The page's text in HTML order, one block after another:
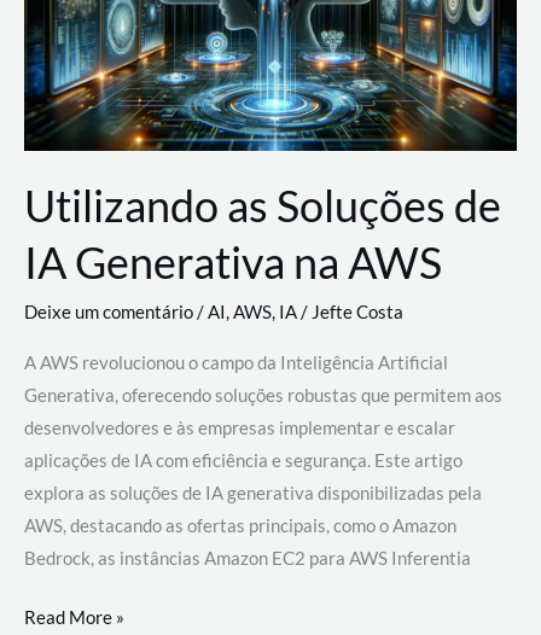
Utilizando as Soluções de
IA Generativa na AWS
Deixe um comentário/AI,AWS, IA/Jefte Costa
A AWS revolucionou o campo da Inteligência Artificial
Generativa, oferecendo soluções robustas que permitem aos
desenvolvedores e às empresas implementar e escalar
aplicações de IA com eficiência e segurança. Este artigo
explora as soluções de IA generativa disponibilizadas pela
AWS, destacando as ofertas principais, como o Amazon
Bedrock, as instâncias Amazon EC2 para AWS Inferentia
Utilizando
Read More »